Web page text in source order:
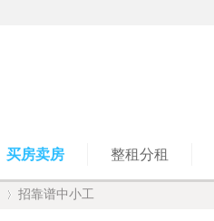
买房卖房 整租分租
招靠谱中小工